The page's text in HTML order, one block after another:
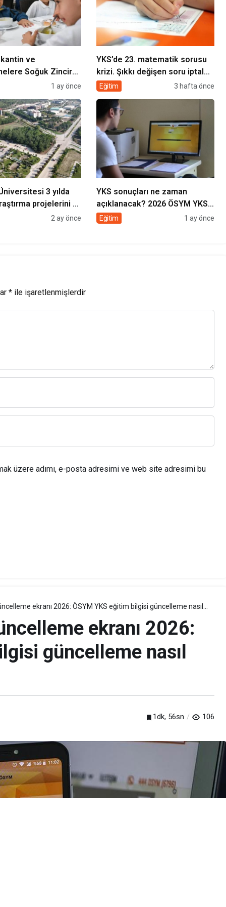
ve
Soğuk Zincir
Sistemi kurulacak
1 ay önce
YKS’de 23. matematik sorusu
krizi. Şıkkı değişen soru iptal
edilebilir mi?
Eğitim 3 hafta önce
3 yılda
projelerini 9
2 ay önce
YKS sonuçları ne zaman
açıklanacak? 2026 ÖSYM YKS
sonuç tarihi bekleniyor
Eğitim 1 ay önce
* ile işaretlenmişlerdir
üzere adımı, e-posta adresimi ve web site adresimi bu
ekranı 2026: ÖSYM YKS eğitim bilgisi güncelleme nasıl
ekranı 2026:
güncelleme nasıl
1dk, 56sn 106